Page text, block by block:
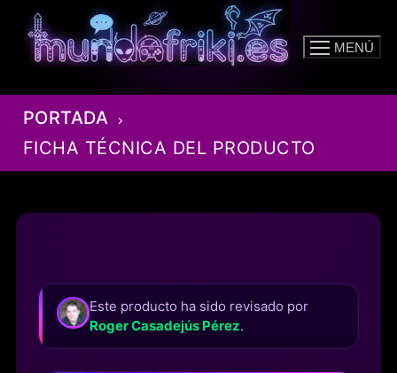
contenido
MENÚ
PORTADA
FICHA TÉCNICA DEL PRODUCTO
Este producto ha sido revisado por
Roger Casadejús Pérez.